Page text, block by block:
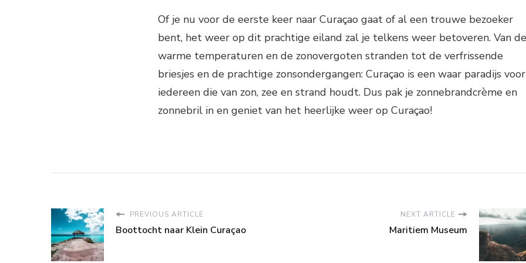
Of je nu voor de eerste keer naar Curaçao gaat of al een trouwe bezoeker
bent, het weer op dit prachtige eiland zal je telkens weer betoveren. Van de
warme temperaturen en de zonovergoten stranden tot de verfrissende
briesjes en de prachtige zonsondergangen: Curaçao is een waar paradijs voor
iedereen die van zon, zee en strand houdt. Dus pak je zonnebrandcrème en
zonnebril in en geniet van het heerlijke weer op Curaçao!
PREVIOUS ARTICLE
Boottocht naar Klein Curaçao
NEXT ARTICLE
Maritiem Museum